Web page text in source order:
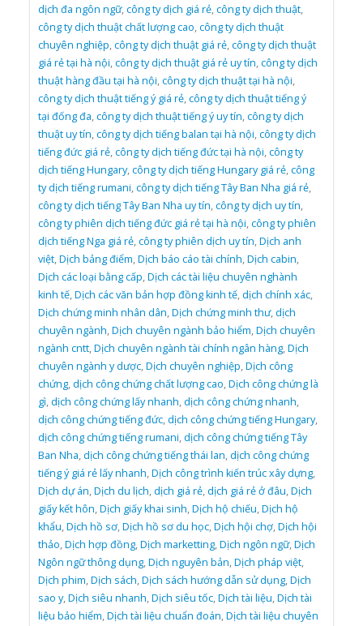
dịch đa ngôn ngữ,công ty dịch giá rẻ,công ty dịch thuật,
công ty dịch thuật chất lượng cao,công ty dịch thuật
chuyên nghiệp,công ty dịch thuật giá rẻ,công ty dịch thuật
giá rẻ tại hà nội,công ty dịch thuật giá rẻ uy tín,công ty dịch
thuật hàng đầu tại hà nội,công ty dịch thuật tại hà nội,
công ty dịch thuật tiếng ý giá rẻ,công ty dịch thuật tiếng ý
tại đống đa,công ty dịch thuật tiếng ý uy tín,công ty dịch
thuật uy tín,công ty dịch tiếng balan tại hà nội,công ty dịch
tiếng đức giá rẻ,công ty dịch tiếng đức tại hà nội,công ty
dịch tiếng Hungary,công ty dịch tiếng Hungary giá rẻ,công
ty dịch tiếng rumani,công ty dịch tiếng Tây Ban Nha giá rẻ,
công ty dịch tiếng Tây Ban Nha uy tín,công ty dịch uy tín,
công ty phiên dịch tiếng đức giá rẻ tại hà nội,công ty phiên
dịch tiếng Nga giá rẻ,công ty phiên dịch uy tín,Dịch anh
việt,Dịch bảng điểm,Dịch báo cáo tài chính,Dịch cabin,
Dịch các loại bằng cấp,Dịch các tài liệu chuyên nghành
kinh tế,Dịch các văn bản hợp đồng kinh tế,dịch chính xác,
Dịch chứng minh nhân dân,Dịch chứng minh thư,dịch
chuyên ngành,Dịch chuyên ngành bảo hiểm,Dịch chuyên
ngành cntt,Dịch chuyên ngành tài chính ngân hàng,Dịch
chuyên ngành y dược,Dịch chuyên nghiệp,Dịch công
chứng,dịch công chứng chất lượng cao,Dịch công chứng là
gì,dịch công chứng lấy nhanh,dịch công chứng nhanh,
dịch công chứng tiếng đức,dịch công chứng tiếng Hungary,
dịch công chứng tiếng rumani,dịch công chứng tiếng Tây
Ban Nha,dịch công chứng tiếng thái lan,dịch công chứng
tiếng ý giá rẻ lấy nhanh,Dịch công trình kiến trúc xây dựng,
Dịch dự án,Dịch du lịch,dịch giá rẻ,dịch giá rẻ ở đâu,Dịch
giấy kết hôn,Dịch giấy khai sinh,Dịch hộ chiếu,Dịch hộ
khẩu,Dịch hồ sơ,Dịch hồ sơ du học,Dịch hội chợ,Dịch hội
thảo,Dịch hợp đồng,Dịch marketting,Dịch ngôn ngữ,Dịch
Ngôn ngữ thông dụng,Dịch nguyên bản,Dịch pháp việt,
Dịch phim,Dịch sách,Dịch sách hướng dẫn sử dụng,Dịch
sao y,Dịch siêu nhanh,Dịch siêu tốc,Dịch tài liệu,Dịch tài
liệu bảo hiểm,Dịch tài liệu chuẩn đoán,Dịch tài liệu chuyên